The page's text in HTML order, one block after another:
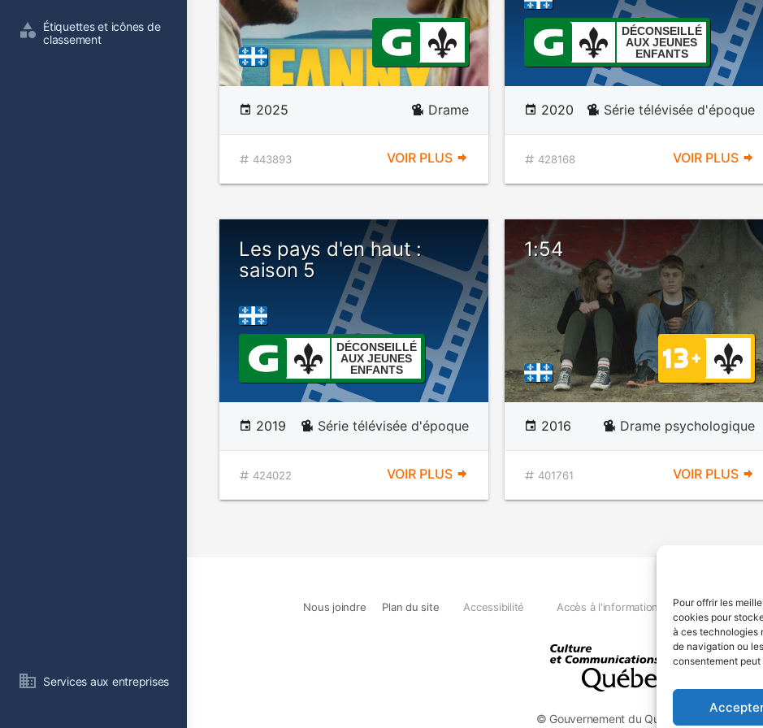
Pour offrir les
cookies pour
à ces technologies
de navigation ou
consentement
Étiquettes et icônes de
classement
Services aux entreprises
2025 Drame
443893 VOIR PLUS
DÉCONSEILLÉ
AUX JEUNES
ENFANTS
2020 Série télévisée d'époque
428168 VOIR PLUS
Les pays d'en haut :
saison 5
DÉCONSEILLÉ
AUX JEUNES
ENFANTS
2019 Série télévisée d'époque
424022 VOIR PLUS
1:54
2016 Drame psychologique
401761 VOIR PLUS
© Gouvernement du Québec, 2026
Nous joindre Plan du site Accessibilité Accès à l'information Déclaration